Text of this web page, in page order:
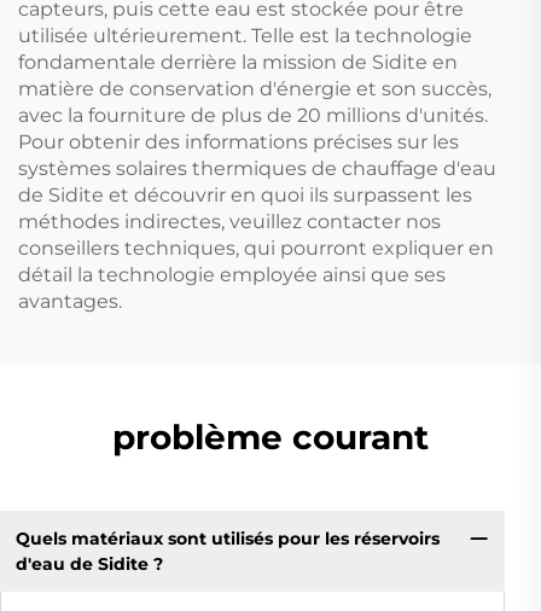
capteurs, puis cette eau est stockée pour être
utilisée ultérieurement. Telle est la technologie
fondamentale derrière la mission de Sidite en
matière de conservation d'énergie et son succès,
avec la fourniture de plus de 20 millions d'unités.
Pour obtenir des informations précises sur les
systèmes solaires thermiques de chauffage d'eau
de Sidite et découvrir en quoi ils surpassent les
méthodes indirectes, veuillez contacter nos
conseillers techniques, qui pourront expliquer en
détail la technologie employée ainsi que ses
avantages.
problème courant
Quels matériaux sont utilisés pour les réservoirs
d'eau de Sidite ?